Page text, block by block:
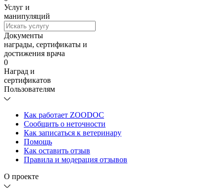
Услуг и
манипуляций
Документы
награды, сертификаты и
достижения врача
0
Наград и
сертификатов
Пользователям
Как работает ZOODOC
Сообщить о неточности
Как записаться к ветеринару
Помощь
Как оставить отзыв
Правила и модерация отзывов
О проекте